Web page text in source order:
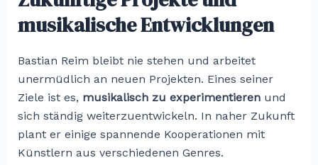
musikalische Entwicklungen
Bastian Reim bleibt nie stehen und arbeitet
unermüdlich an neuen Projekten. Eines seiner
Ziele ist es, musikalisch zu experimentierenund
sich ständig weiterzuentwickeln. In naher Zukunft
plant er einige spannende Kooperationen mit
Künstlern aus verschiedenen Genres.